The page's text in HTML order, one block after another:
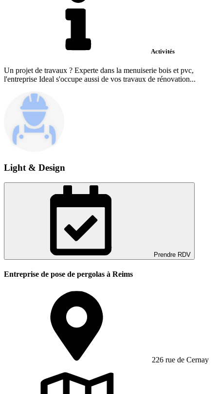
Activités
Un projet de travaux ? Experte dans la menuiserie bois et pvc,
l'entreprise Ideal s'occupe aussi de vos travaux de rénovation...
Light & Design
Prendre RDV
Entreprise de pose de pergolas à Reims
226 rue de Cernay